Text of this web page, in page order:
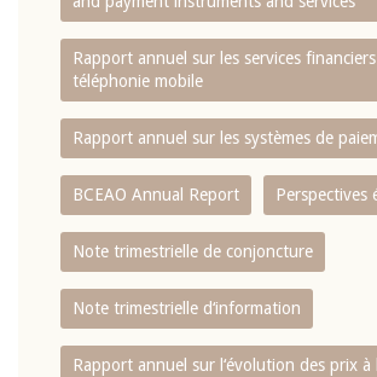
Rapport annuel sur les services
téléphonie mobile
Rapport annuel sur les systèmes de
BCEAO Annual Report Perspectives
Note trimestrielle de conjoncture
Note trimestrielle d‘information
Rapport annuel sur l‘évolution des prix à